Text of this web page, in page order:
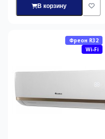
В корзину
Фреон R32
Wi-Fi